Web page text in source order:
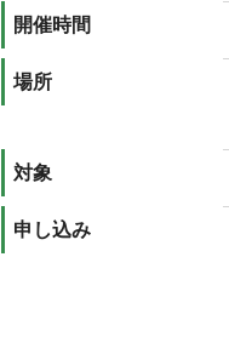
開催時間
場所
対象
申し込み